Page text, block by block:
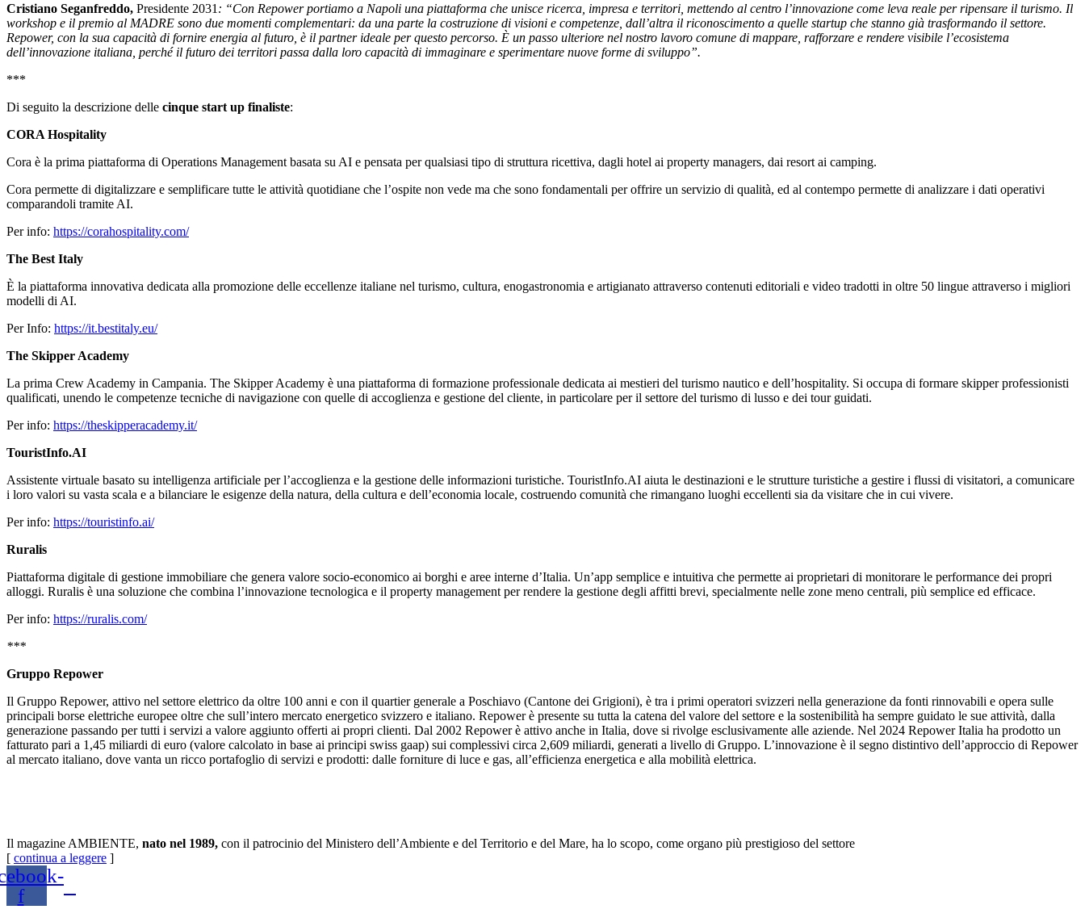
Cristiano Seganfreddo, Presidente 2031 : “Con Repower portiamo a Napoli una piattaforma che unisce ricerca, impresa e territori, mettendo al centro l’innovazione come leva reale per ripensare il turismo. Il
workshop e il premio al MADRE sono due momenti complementari: da una parte la costruzione di visioni e competenze, dall’altra il riconoscimento a quelle startup che stanno già trasformando il settore.
Repower, con la sua capacità di fornire energia al futuro, è il partner ideale per questo percorso. È un passo ulteriore nel nostro lavoro comune di mappare, rafforzare e rendere visibile l’ecosistema
dell’innovazione italiana, perché il futuro dei territori passa dalla loro capacità di immaginare e sperimentare nuove forme di sviluppo”.
***
Di seguito la descrizione delle cinque start up finaliste:
CORA Hospitality
Cora è la prima piattaforma di Operations Management basata su AI e pensata per qualsiasi tipo di struttura ricettiva, dagli hotel ai property managers, dai resort ai camping.
Cora permette di digitalizzare e semplificare tutte le attività quotidiane che l’ospite non vede ma che sono fondamentali per offrire un servizio di qualità, ed al contempo permette di analizzare i dati operativi
comparandoli tramite AI.
Per info: https://corahospitality.com/
The Best Italy
È la piattaforma innovativa dedicata alla promozione delle eccellenze italiane nel turismo, cultura, enogastronomia e artigianato attraverso contenuti editoriali e video tradotti in oltre 50 lingue attraverso i migliori
modelli di AI.
Per Info: https://it.bestitaly.eu/
The Skipper Academy
La prima Crew Academy in Campania. The Skipper Academy è una piattaforma di formazione professionale dedicata ai mestieri del turismo nautico e dell’hospitality. Si occupa di formare skipper professionisti
qualificati, unendo le competenze tecniche di navigazione con quelle di accoglienza e gestione del cliente, in particolare per il settore del turismo di lusso e dei tour guidati.
Per info: https://theskipperacademy.it/
TouristInfo.AI
Assistente virtuale basato su intelligenza artificiale per l’accoglienza e la gestione delle informazioni turistiche. TouristInfo.AI aiuta le destinazioni e le strutture turistiche a gestire i flussi di visitatori, a comunicare
i loro valori su vasta scala e a bilanciare le esigenze della natura, della cultura e dell’economia locale, costruendo comunità che rimangano luoghi eccellenti sia da visitare che in cui vivere.
Per info: https://touristinfo.ai/
Ruralis
Piattaforma digitale di gestione immobiliare che genera valore socio-economico ai borghi e aree interne d’Italia. Un’app semplice e intuitiva che permette ai proprietari di monitorare le performance dei propri
alloggi. Ruralis è una soluzione che combina l’innovazione tecnologica e il property management per rendere la gestione degli affitti brevi, specialmente nelle zone meno centrali, più semplice ed efficace.
Per info: https://ruralis.com/
***
Gruppo Repower
Il Gruppo Repower, attivo nel settore elettrico da oltre 100 anni e con il quartier generale a Poschiavo (Cantone dei Grigioni), è tra i primi operatori svizzeri nella generazione da fonti rinnovabili e opera sulle
principali borse elettriche europee oltre che sull’intero mercato energetico svizzero e italiano. Repower è presente su tutta la catena del valore del settore e la sostenibilità ha sempre guidato le sue attività, dalla
generazione passando per tutti i servizi a valore aggiunto offerti ai propri clienti. Dal 2002 Repower è attivo anche in Italia, dove si rivolge esclusivamente alle aziende. Nel 2024 Repower Italia ha prodotto un
fatturato pari a 1,45 miliardi di euro (valore calcolato in base ai principi swiss gaap) sui complessivi circa 2,609 miliardi, generati a livello di Gruppo. L’innovazione è il segno distintivo dell’approccio di Repower
al mercato italiano, dove vanta un ricco portafoglio di servizi e prodotti: dalle forniture di luce e gas, all’efficienza energetica e alla mobilità elettrica.
Il magazine AMBIENTE, nato nel 1989, con il patrocinio del Ministero dell’Ambiente e del Territorio e del Mare, ha lo scopo, come organo più prestigioso del settore
[ continua a leggere ]
f